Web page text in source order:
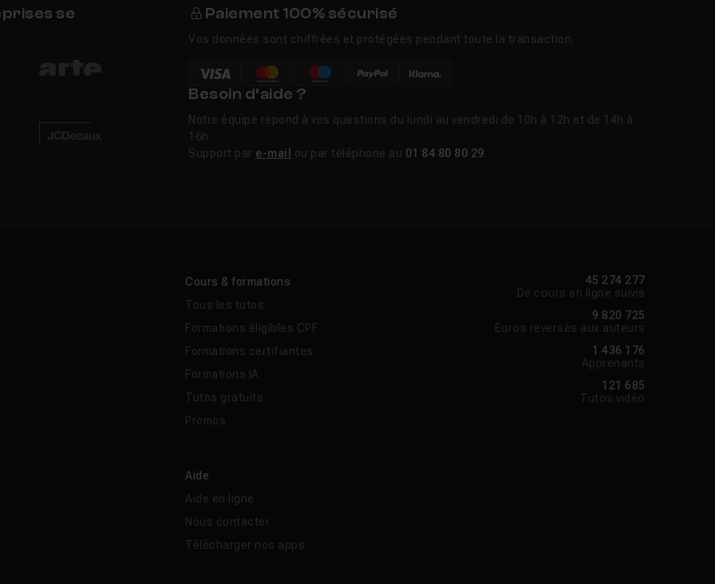
se
Paiement 100% sécurisé
Vos données sont chiffrées et protégées pendant toute la transaction.
Besoin d’aide ?
Notre équipe répond à vos questions du lundi au vendredi de 10h à 12h et de 14h à
16h.
Support par e-mail ou par téléphone au 01 84 80 80 29.
Cours & formations
Tous les tutos
Formations éligibles CPF
Formations certifiantes
Formations IA
Tutos gratuits
Promos
Aide
Aide en ligne
Nous contacter
Télécharger nos apps
45 274 277
De cours en ligne suivis
9 820 725
Euros reversés aux auteurs
1 436 176
Apprenants
121 685
Tutos vidéo